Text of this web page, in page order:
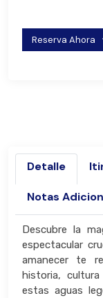
Reserva Ahora
Detalle
Notas
Descubre la
espectacular
amanecer te
historia,
estas aguas